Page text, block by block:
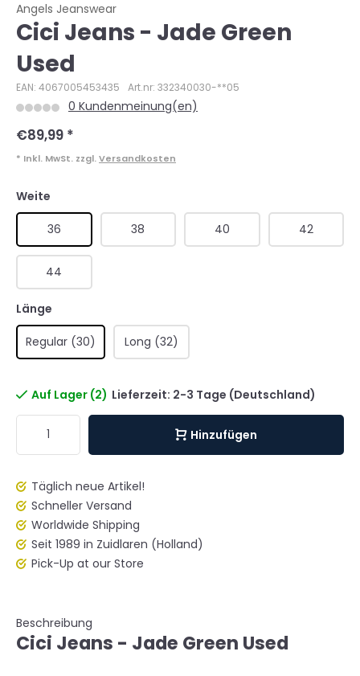
Angels Jeanswear
Cici Jeans - Jade Green
Used
EAN: 4067005453435 Art.nr: 332340030-**05
0 Kundenmeinung(en)
€89,99 *
* Inkl. MwSt. zzgl. Versandkosten
Weite
36 38 40 42
44
Länge
Regular (30) Long (32)
Auf Lager (2) Lieferzeit: 2-3 Tage (Deutschland)
Hinzufügen
Täglich neue Artikel!
Schneller Versand
Worldwide Shipping
Seit 1989 in Zuidlaren (Holland)
Pick-Up at our Store
Beschreibung
Cici Jeans - Jade Green Used